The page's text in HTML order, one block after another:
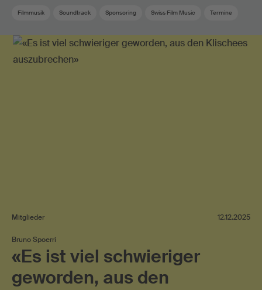
Filmmusik Soundtrack Sponsoring Swiss Film Music Termine
Mitglieder 12.12.2025
Bruno Spoerri
«Es ist viel schwieriger
geworden, aus den